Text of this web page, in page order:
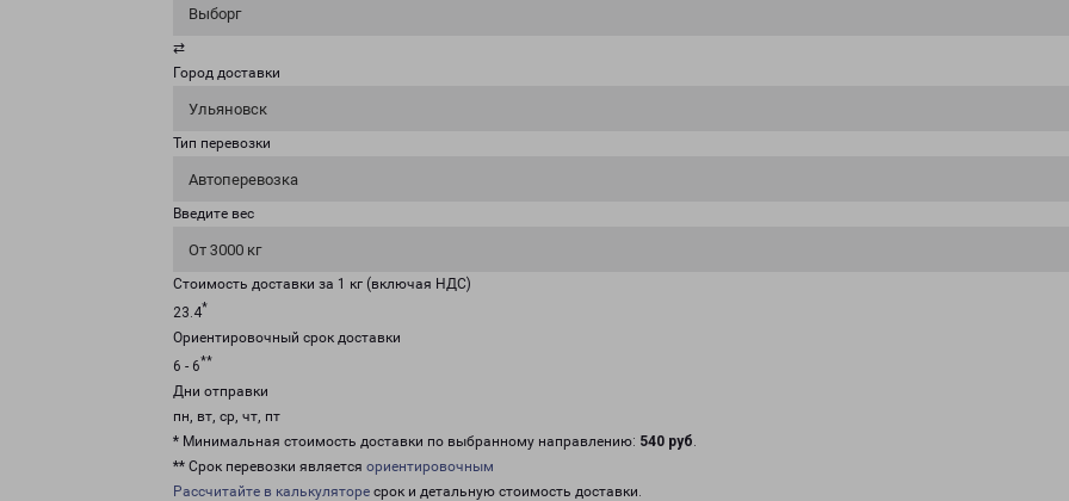
Выборг
⇄
Город доставки
Ульяновск
Тип перевозки
Автоперевозка
Введите вес
От 3000 кг
Стоимость доставки за 1 кг (включая НДС)
23.4*
Ориентировочный срок доставки
6 - 6**
Дни отправки
пн, вт, ср, чт, пт
* Минимальная стоимость доставки по выбранному направлению: 540 руб.
** Срок перевозки является ориентировочным
Рассчитайте в калькуляторе срок и детальную стоимость доставки.